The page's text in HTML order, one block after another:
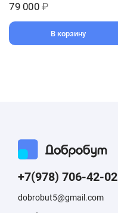
79 000 ₽
В корзину
+7(978) 706-42-02
dobrobut5@gmail.com